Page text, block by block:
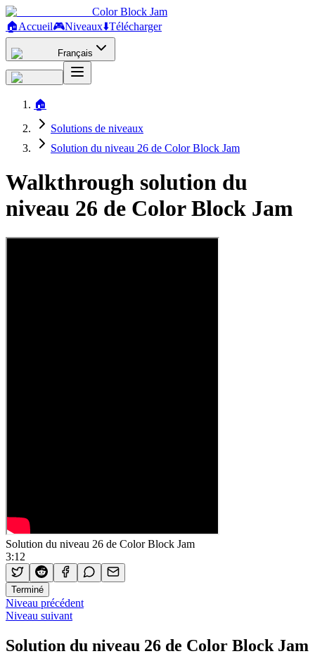
Color Block Jam
🏠Accueil🎮Niveaux⬇️Télécharger
Français
🏠
Solutions de niveaux
Solution du niveau 26 de Color Block Jam
Walkthrough solution du
niveau 26 de Color Block Jam
Solution du niveau 26 de Color Block Jam
3:12
Terminé
Niveau précédent
Niveau suivant
Solution du niveau 26 de Color Block Jam